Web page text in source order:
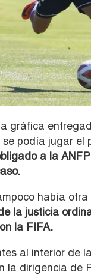
gráfica
podía jugar el
a la
había
la justicia
la FIFA.
al interior de
la dirigencia de